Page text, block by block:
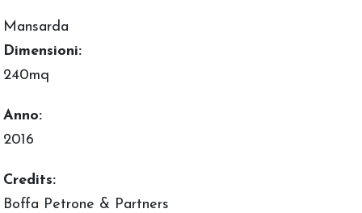
Mansarda
Dimensioni:
240mq
Anno:
2016
Credits:
Boffa Petrone & Partners